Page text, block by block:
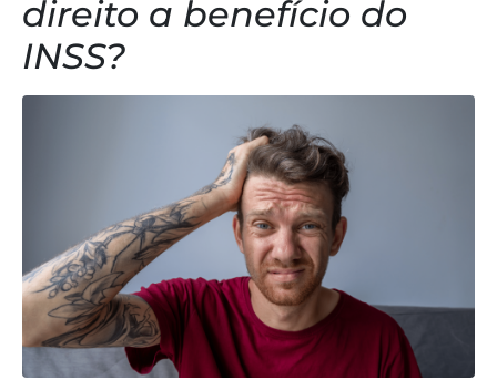
direito a benefício do
INSS?